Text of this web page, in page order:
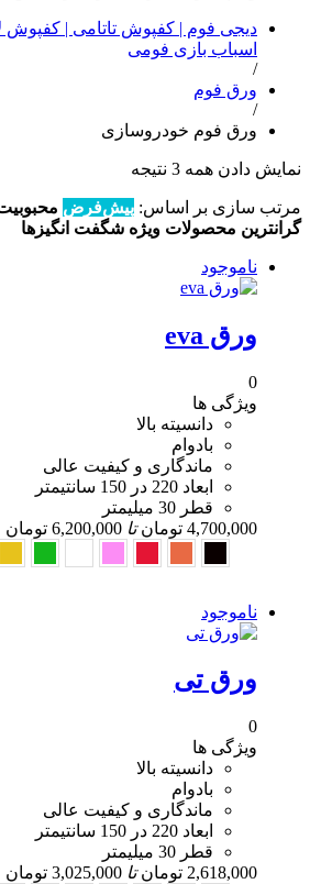
دیجی فوم | کفپوش تاتامی | کفپوش
اسباب بازی فومی
/
ورق فوم
/
ورق فوم خودروسازی
نمایش دادن همه 3 نتیجه
مرتب سازی بر اساس: پیش‌فرض
گرانترین محصولات ویژه شگفت انگیزها
ناموجود
ورق eva
0
ویژگی ها
دانسیته بالا
بادوام
ماندگاری و کیفیت عالی
ابعاد 220 در 150 سانتیمتر
قطر 30 میلیمتر
4,700,000 تومان تا 6,200,000 تومان
ناموجود
ورق تی
0
ویژگی ها
دانسیته بالا
بادوام
ماندگاری و کیفیت عالی
ابعاد 220 در 150 سانتیمتر
قطر 30 میلیمتر
2,618,000 تومان تا 3,025,000 تومان